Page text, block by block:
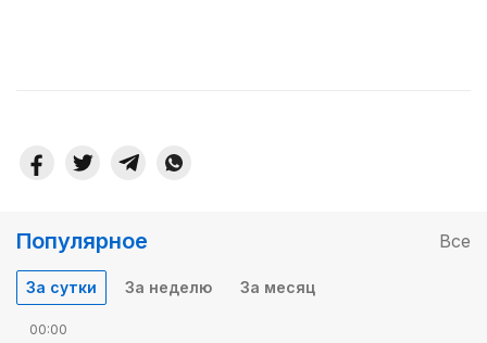
Популярное Все
За сутки За неделю За месяц
00:00